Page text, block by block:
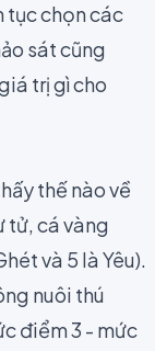
tục chọn các
sát cũng
trị gì cho
thế nào về
tử, cá vàng
và 5 là Yêu).
nuôi thú
điểm 3 - mức